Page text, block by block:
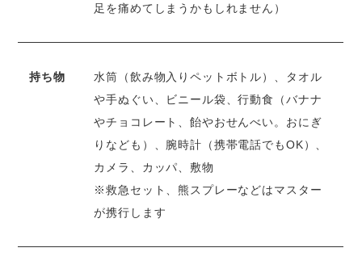
足を痛めてしまうかもしれません）
持ち物
水筒（飲み物入りペットボトル）、タオル
や手ぬぐい、ビニール袋、行動食（バナナ
やチョコレート、飴やおせんべい。おにぎ
りなども）、腕時計（携帯電話でもOK）、
カメラ、カッパ、敷物
※救急セット、熊スプレーなどはマスター
が携行します